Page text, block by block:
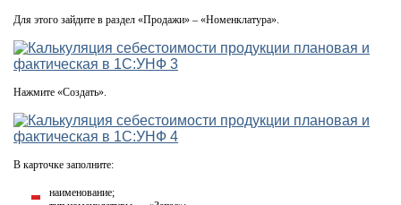
Для этого зайдите в раздел «Продажи» – «Номенклатура».
Нажмите «Создать».
В карточке заполните:
наименование;